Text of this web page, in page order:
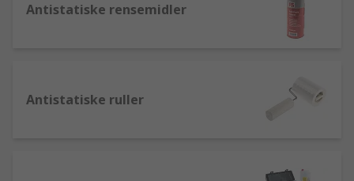
Antistatiske rensemidler
Antistatiske ruller